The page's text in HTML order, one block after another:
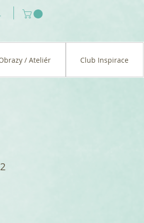
se
/ Ateliér Club Inspirace